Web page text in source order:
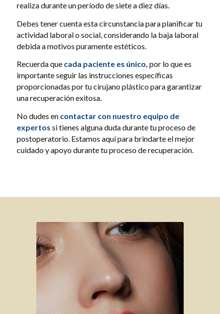
realiza durante un período de siete a diez días.
Debes tener cuenta esta circunstancia para planificar tu
actividad laboral o social, considerando la baja laboral
debida a motivos puramente estéticos.
Recuerda que cada paciente es único, por lo que es
importante seguir las instrucciones específicas
proporcionadas por tu cirujano plástico para garantizar
una recuperación exitosa.
No dudes encontactar con nuestro equipo de
expertos si tienes alguna duda durante tu proceso de
postoperatorio. Estamos aquí para brindarte el mejor
cuidado y apoyo durante tu proceso de recuperación.